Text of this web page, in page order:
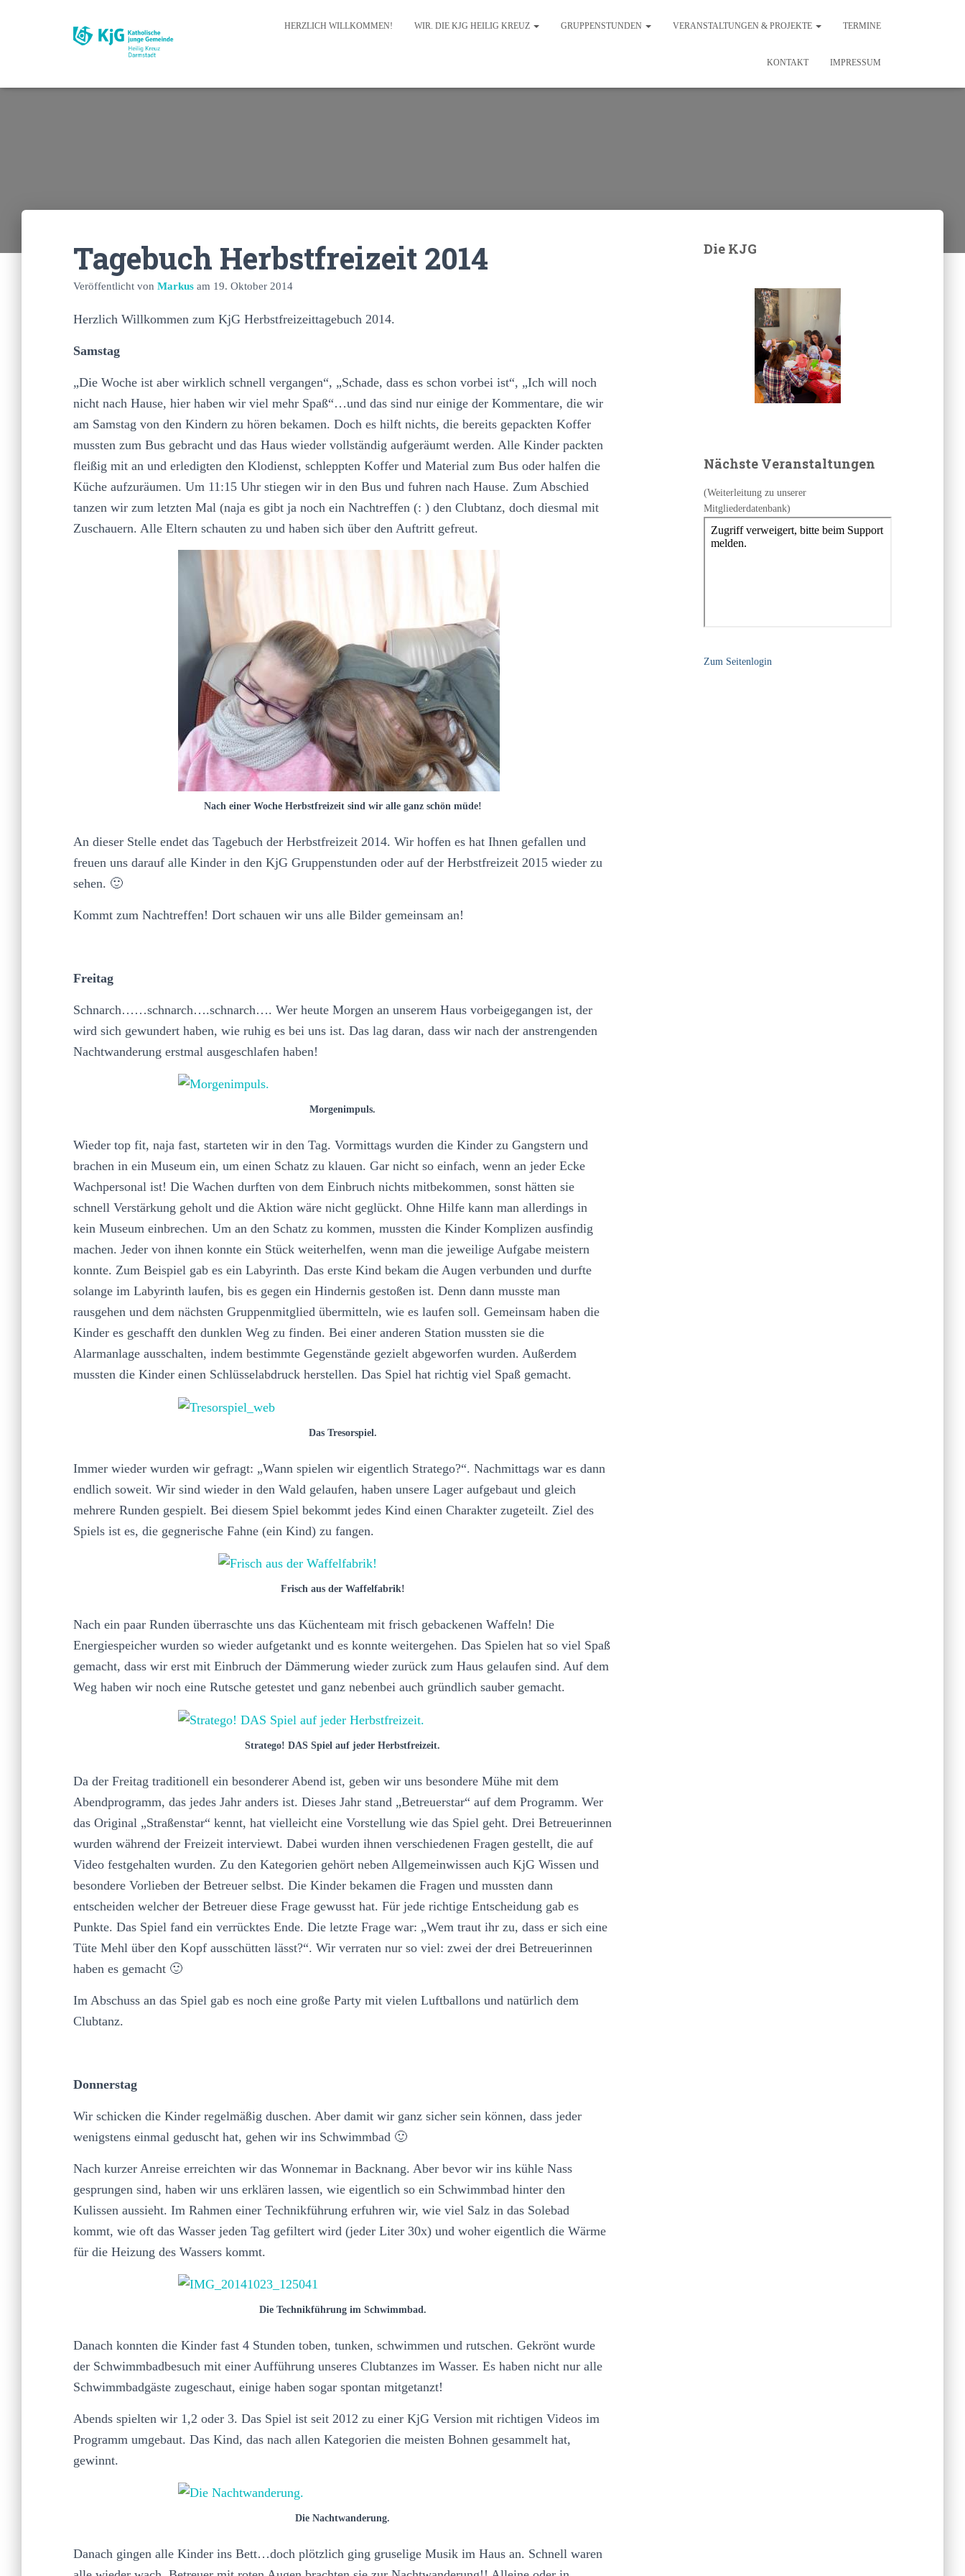
HERZLICH WILLKOMMEN! WIR. DIE KJG HEILIG KREUZ GRUPPENSTUNDEN VERANSTALTUNGEN & PROJEKTE TERMINE
KONTAKT IMPRESSUM
Tagebuch Herbstfreizeit 2014
Veröffentlicht von Markus am 19. Oktober 2014
Herzlich Willkommen zum KjG Herbstfreizeittagebuch 2014.
Samstag
„Die Woche ist aber wirklich schnell vergangen“, „Schade, dass es schon vorbei ist“, „Ich will noch
nicht nach Hause, hier haben wir viel mehr Spaß“…und das sind nur einige der Kommentare, die wir
am Samstag von den Kindern zu hören bekamen. Doch es hilft nichts, die bereits gepackten Koffer
mussten zum Bus gebracht und das Haus wieder vollständig aufgeräumt werden. Alle Kinder packten
fleißig mit an und erledigten den Klodienst, schleppten Koffer und Material zum Bus oder halfen die
Küche aufzuräumen. Um 11:15 Uhr stiegen wir in den Bus und fuhren nach Hause. Zum Abschied
tanzen wir zum letzten Mal (naja es gibt ja noch ein Nachtreffen (: ) den Clubtanz, doch diesmal mit
Zuschauern. Alle Eltern schauten zu und haben sich über den Auftritt gefreut.
Nach einer Woche Herbstfreizeit sind wir alle ganz schön müde!
An dieser Stelle endet das Tagebuch der Herbstfreizeit 2014. Wir hoffen es hat Ihnen gefallen und
freuen uns darauf alle Kinder in den KjG Gruppenstunden oder auf der Herbstfreizeit 2015 wieder zu
sehen. 🙂
Kommt zum Nachtreffen! Dort schauen wir uns alle Bilder gemeinsam an!
Freitag
Schnarch……schnarch….schnarch…. Wer heute Morgen an unserem Haus vorbeigegangen ist, der
wird sich gewundert haben, wie ruhig es bei uns ist. Das lag daran, dass wir nach der anstrengenden
Nachtwanderung erstmal ausgeschlafen haben!
Morgenimpuls.
Wieder top fit, naja fast, starteten wir in den Tag. Vormittags wurden die Kinder zu Gangstern und
brachen in ein Museum ein, um einen Schatz zu klauen. Gar nicht so einfach, wenn an jeder Ecke
Wachpersonal ist! Die Wachen durften von dem Einbruch nichts mitbekommen, sonst hätten sie
schnell Verstärkung geholt und die Aktion wäre nicht geglückt. Ohne Hilfe kann man allerdings in
kein Museum einbrechen. Um an den Schatz zu kommen, mussten die Kinder Komplizen ausfindig
machen. Jeder von ihnen konnte ein Stück weiterhelfen, wenn man die jeweilige Aufgabe meistern
konnte. Zum Beispiel gab es ein Labyrinth. Das erste Kind bekam die Augen verbunden und durfte
solange im Labyrinth laufen, bis es gegen ein Hindernis gestoßen ist. Denn dann musste man
rausgehen und dem nächsten Gruppenmitglied übermitteln, wie es laufen soll. Gemeinsam haben die
Kinder es geschafft den dunklen Weg zu finden. Bei einer anderen Station mussten sie die
Alarmanlage ausschalten, indem bestimmte Gegenstände gezielt abgeworfen wurden. Außerdem
mussten die Kinder einen Schlüsselabdruck herstellen. Das Spiel hat richtig viel Spaß gemacht.
Das Tresorspiel.
Immer wieder wurden wir gefragt: „Wann spielen wir eigentlich Stratego?“. Nachmittags war es dann
endlich soweit. Wir sind wieder in den Wald gelaufen, haben unsere Lager aufgebaut und gleich
mehrere Runden gespielt. Bei diesem Spiel bekommt jedes Kind einen Charakter zugeteilt. Ziel des
Spiels ist es, die gegnerische Fahne (ein Kind) zu fangen.
Frisch aus der Waffelfabrik!
Nach ein paar Runden überraschte uns das Küchenteam mit frisch gebackenen Waffeln! Die
Energiespeicher wurden so wieder aufgetankt und es konnte weitergehen. Das Spielen hat so viel Spaß
gemacht, dass wir erst mit Einbruch der Dämmerung wieder zurück zum Haus gelaufen sind. Auf dem
Weg haben wir noch eine Rutsche getestet und ganz nebenbei auch gründlich sauber gemacht.
Stratego! DAS Spiel auf jeder Herbstfreizeit.
Da der Freitag traditionell ein besonderer Abend ist, geben wir uns besondere Mühe mit dem
Abendprogramm, das jedes Jahr anders ist. Dieses Jahr stand „Betreuerstar“ auf dem Programm. Wer
das Original „Straßenstar“ kennt, hat vielleicht eine Vorstellung wie das Spiel geht. Drei Betreuerinnen
wurden während der Freizeit interviewt. Dabei wurden ihnen verschiedenen Fragen gestellt, die auf
Video festgehalten wurden. Zu den Kategorien gehört neben Allgemeinwissen auch KjG Wissen und
besondere Vorlieben der Betreuer selbst. Die Kinder bekamen die Fragen und mussten dann
entscheiden welcher der Betreuer diese Frage gewusst hat. Für jede richtige Entscheidung gab es
Punkte. Das Spiel fand ein verrücktes Ende. Die letzte Frage war: „Wem traut ihr zu, dass er sich eine
Tüte Mehl über den Kopf ausschütten lässt?“. Wir verraten nur so viel: zwei der drei Betreuerinnen
haben es gemacht 🙂
Im Abschuss an das Spiel gab es noch eine große Party mit vielen Luftballons und natürlich dem
Clubtanz.
Donnerstag
Wir schicken die Kinder regelmäßig duschen. Aber damit wir ganz sicher sein können, dass jeder
wenigstens einmal geduscht hat, gehen wir ins Schwimmbad 🙂
Nach kurzer Anreise erreichten wir das Wonnemar in Backnang. Aber bevor wir ins kühle Nass
gesprungen sind, haben wir uns erklären lassen, wie eigentlich so ein Schwimmbad hinter den
Kulissen aussieht. Im Rahmen einer Technikführung erfuhren wir, wie viel Salz in das Solebad
kommt, wie oft das Wasser jeden Tag gefiltert wird (jeder Liter 30x) und woher eigentlich die Wärme
für die Heizung des Wassers kommt.
Die Technikführung im Schwimmbad.
Danach konnten die Kinder fast 4 Stunden toben, tunken, schwimmen und rutschen. Gekrönt wurde
der Schwimmbadbesuch mit einer Aufführung unseres Clubtanzes im Wasser. Es haben nicht nur alle
Schwimmbadgäste zugeschaut, einige haben sogar spontan mitgetanzt!
Abends spielten wir 1,2 oder 3. Das Spiel ist seit 2012 zu einer KjG Version mit richtigen Videos im
Programm umgebaut. Das Kind, das nach allen Kategorien die meisten Bohnen gesammelt hat,
gewinnt.
Die Nachtwanderung.
Danach gingen alle Kinder ins Bett…doch plötzlich ging gruselige Musik im Haus an. Schnell waren
Die KJG
Nächste Veranstaltungen
(Weiterleitung zu unserer
Mitgliederdatenbank)
Zum Seitenlogin